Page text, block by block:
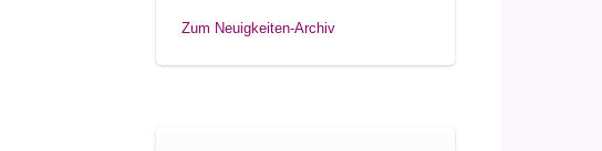
Zum Neuigkeiten-Archiv